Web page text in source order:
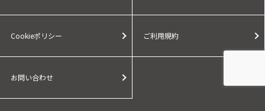
Cookieポリシー ご利用規約
お問い合わせ